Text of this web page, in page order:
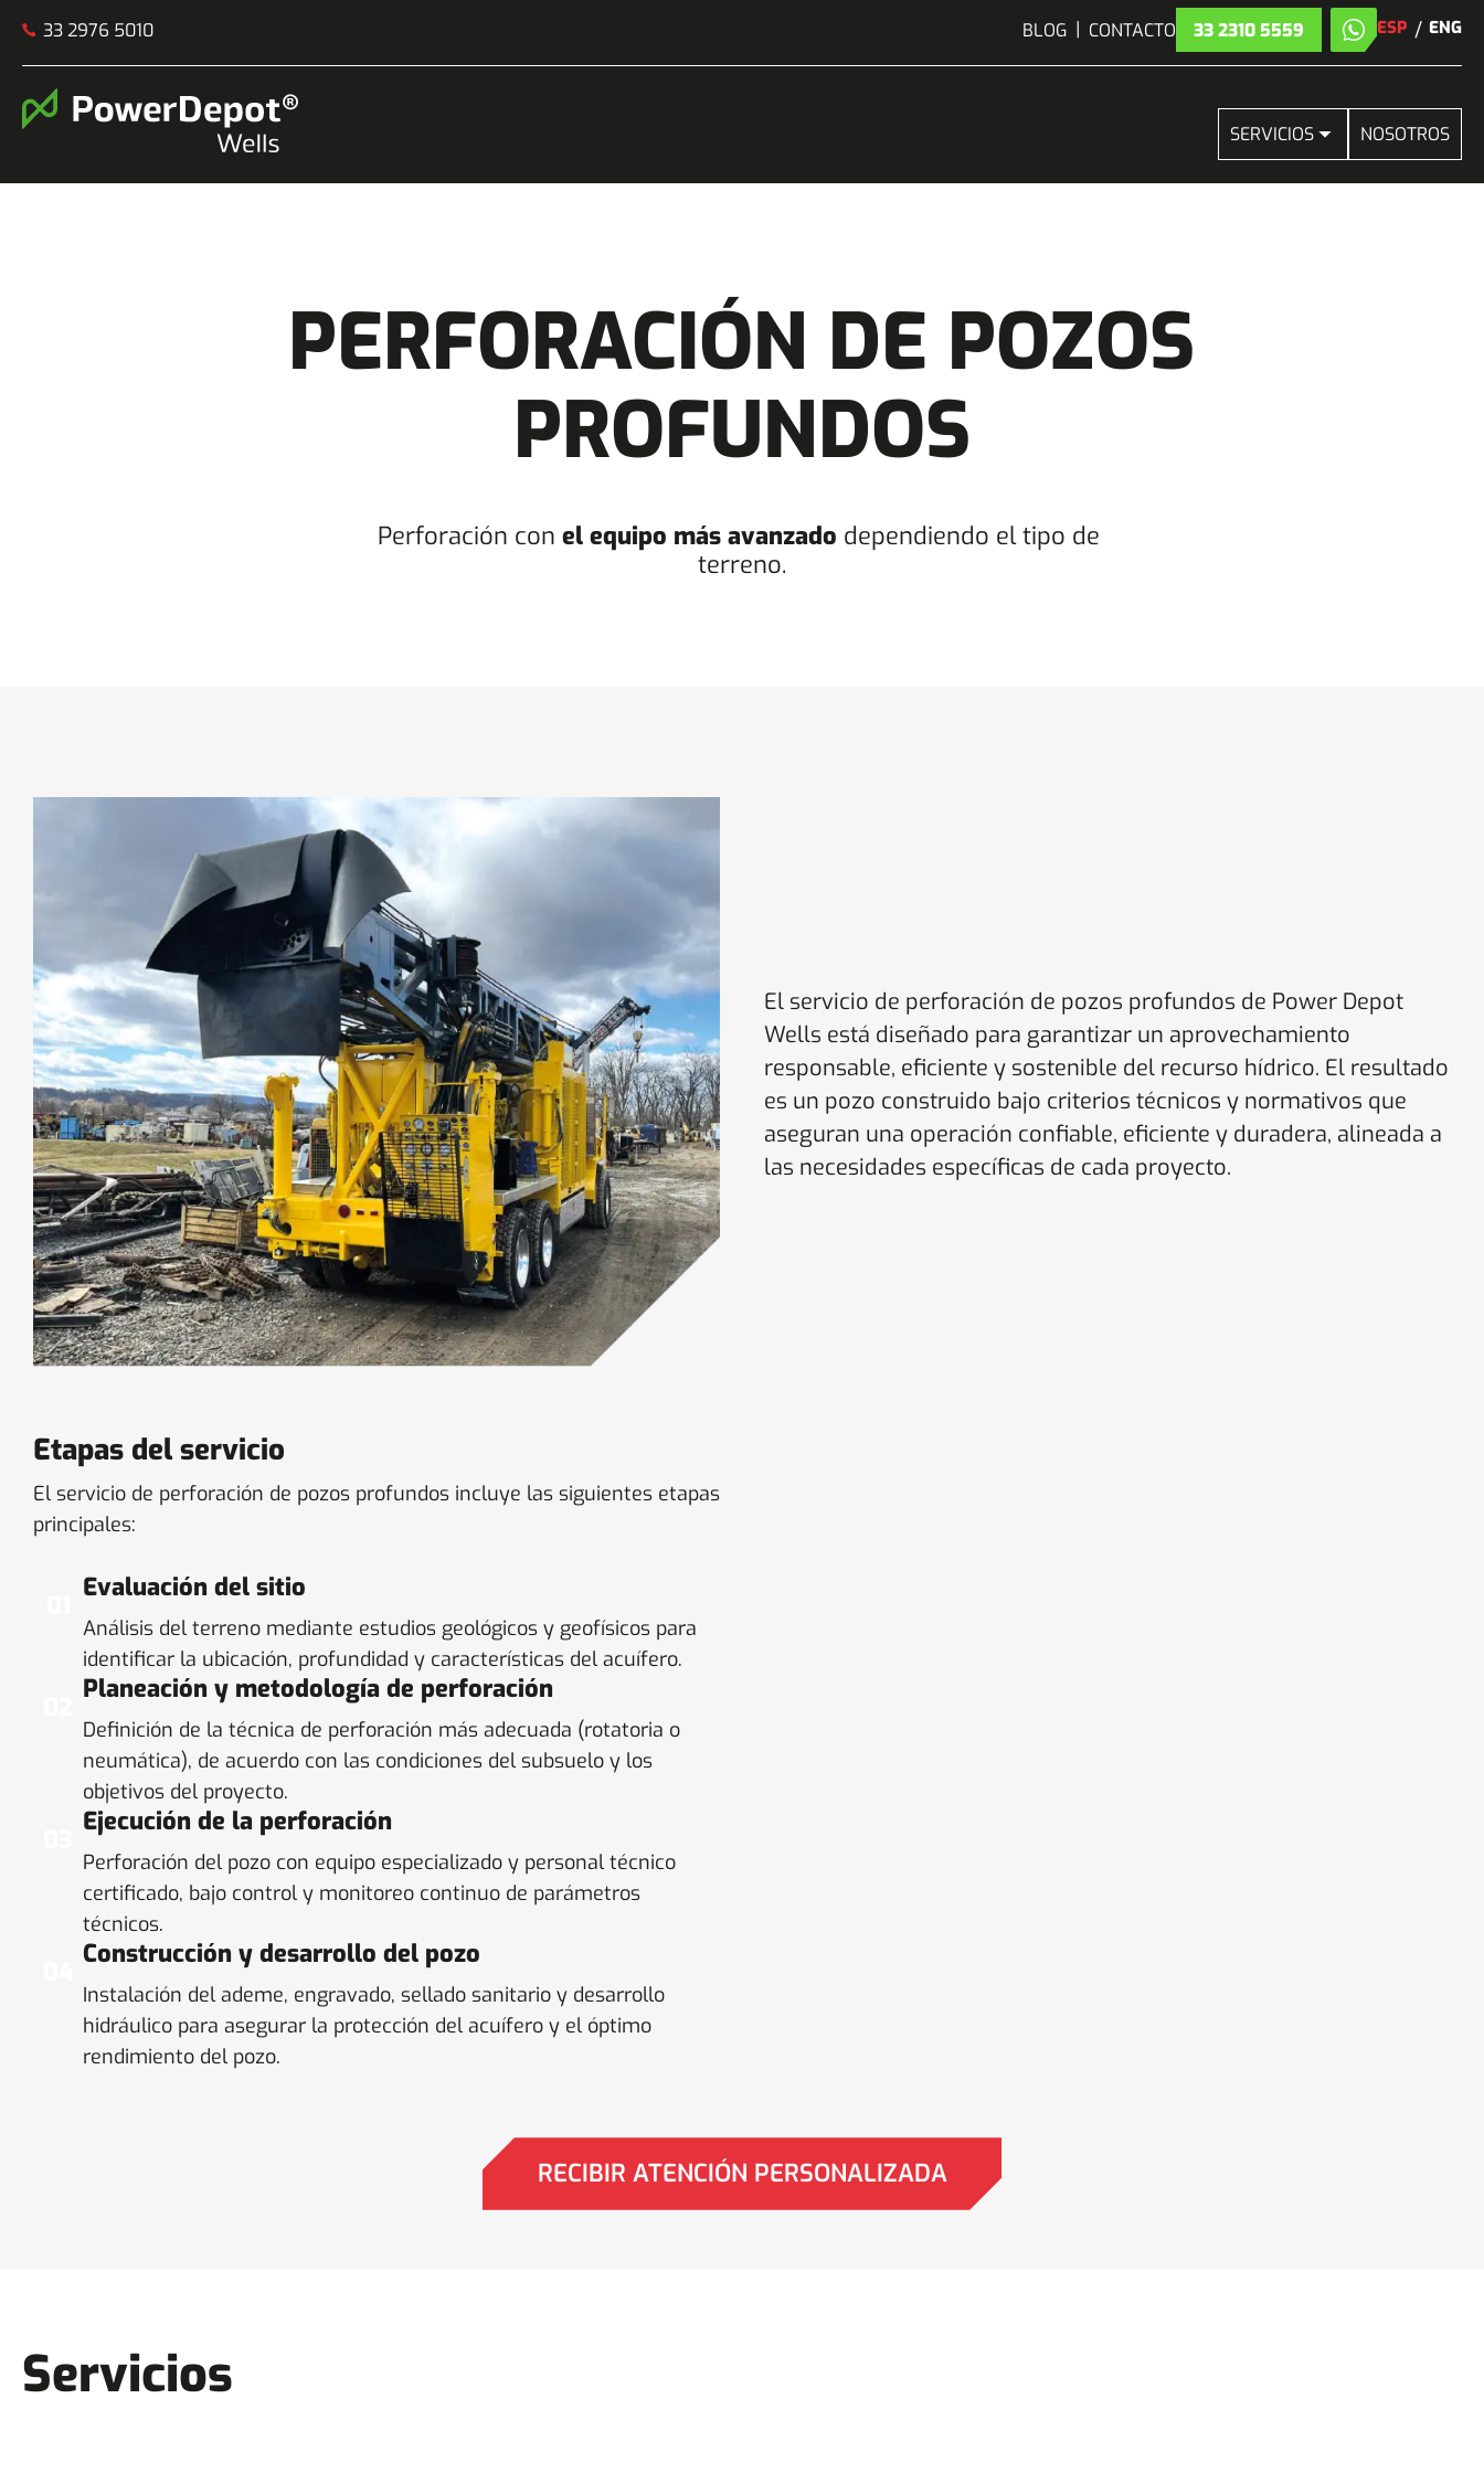
33 2976 5010 BLOG | CONTACTO 33 2310 5559 ESP / ENG
SERVICIOS NOSOTROS
PERFORACIÓN DE POZOS
PROFUNDOS
Perforación con el equipo más avanzado dependiendo el tipo de
terreno.
El servicio de perforación de pozos profundos de Power Depot
Wells está diseñado para garantizar un aprovechamiento
responsable, eficiente y sostenible del recurso hídrico. El resultado
es un pozo construido bajo criterios técnicos y normativos que
aseguran una operación confiable, eficiente y duradera, alineada a
las necesidades específicas de cada proyecto.
Etapas del servicio
El servicio de perforación de pozos profundos incluye las siguientes etapas
principales:
Evaluación del sitio
Análisis del terreno mediante estudios geológicos y geofísicos para
identificar la ubicación, profundidad y características del acuífero.
Planeación y metodología de perforación
Definición de la técnica de perforación más adecuada (rotatoria o
neumática), de acuerdo con las condiciones del subsuelo y los
objetivos del proyecto.
Ejecución de la perforación
Perforación del pozo con equipo especializado y personal técnico
certificado, bajo control y monitoreo continuo de parámetros
técnicos.
Construcción y desarrollo del pozo
Instalación del ademe, engravado, sellado sanitario y desarrollo
hidráulico para asegurar la protección del acuífero y el óptimo
rendimiento del pozo.
RECIBIR ATENCIÓN PERSONALIZADA
Servicios